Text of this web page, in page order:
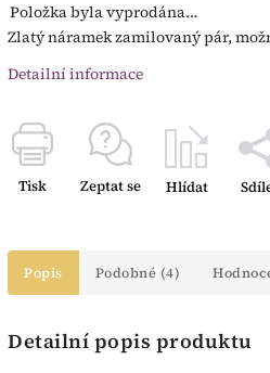
Položka byla vyprodána…
Zlatý náramek zamilovaný pár,
Detailní informace
Tisk Zeptat se Hlídat
Popis Podobné (4)
Detailní popis produktu